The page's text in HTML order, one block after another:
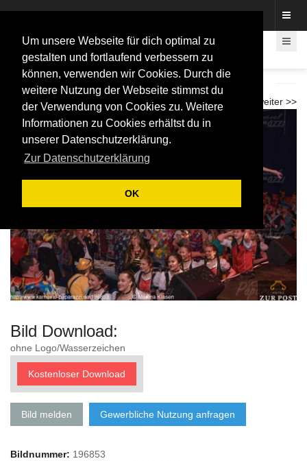
Um unsere Webseite für dich optimal zu
gestalten und fortlaufend verbessern zu
können, verwenden wir Cookies. Durch die
weitere Nutzung der Webseite stimmst du
der Verwendung von Cookies zu. Weitere
Informationen zu Cookies erhältst du in
unserer Datenschutzerklärung.
Zur Datenschutzerklärung
OK
Kostümsitzung der KF Durschlöscher 2025
weiter >>
<< zurück
Bild Download:
ohne Logo/Wasserzeichen
Kostenloser Download
Bild melden Gewerbliche Nutzung anfragen
Bildnummer: 196853